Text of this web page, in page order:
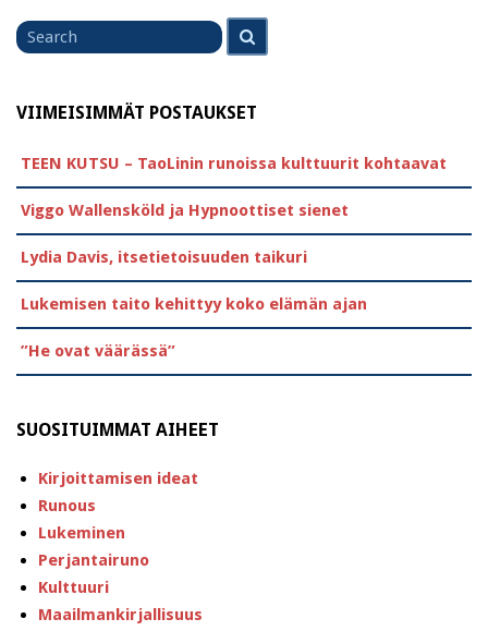
for
VIIMEISIMMÄT POSTAUKSET
TEEN KUTSU – TaoLinin runoissa kulttuurit kohtaavat
Viggo Wallensköld ja Hypnoottiset sienet
Lydia Davis, itsetietoisuuden taikuri
Lukemisen taito kehittyy koko elämän ajan
”He ovat väärässä”
SUOSITUIMMAT AIHEET
Kirjoittamisen ideat
Runous
Lukeminen
Perjantairuno
Kulttuuri
Maailmankirjallisuus